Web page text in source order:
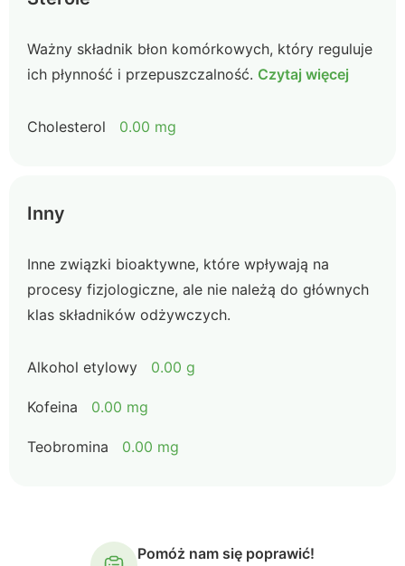
Ważny składnik błon komórkowych, który reguluje
ich płynność i przepuszczalność. Czytaj więcej
Cholesterol 0.00 mg
Inny
Inne związki bioaktywne, które wpływają na
procesy fizjologiczne, ale nie należą do głównych
klas składników odżywczych.
Alkohol etylowy 0.00 g
Kofeina 0.00 mg
Teobromina 0.00 mg
Pomóż nam się poprawić!